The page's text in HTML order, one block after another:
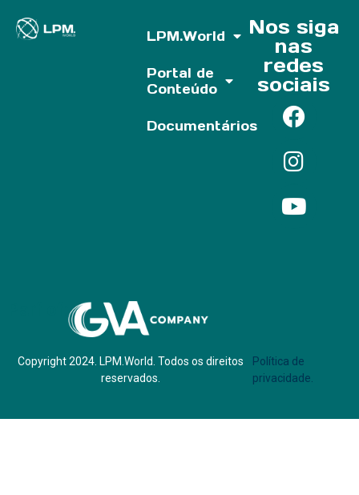
LPM.World
Portal de
Conteúdo
Documentários
Nos siga
nas
redes
sociais
Copyright 2024. LPM.World. Todos os direitos
reservados.
Política de
privacidade.